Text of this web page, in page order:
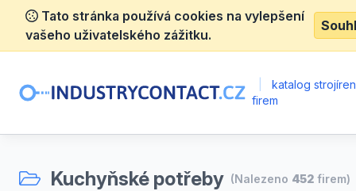
Tato stránka používá cookies na vylepšení
vašeho uživatelského zážitku.
katalog
firem
Kuchyňské potřeby (Nalezeno 452 firem)